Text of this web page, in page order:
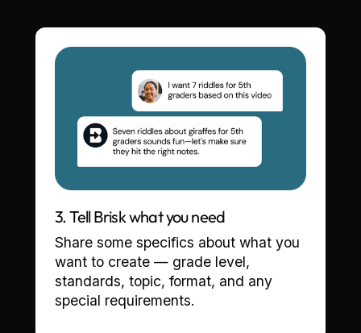
3. Tell Brisk what you need
Share some specifics about what you
want to create — grade level,
standards, topic, format, and any
special requirements.